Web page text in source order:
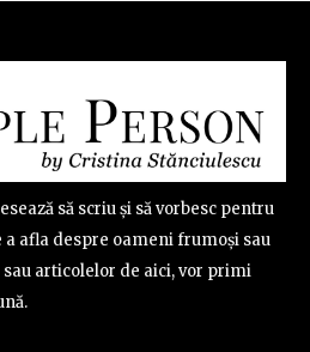
să scriu și să vorbesc pentru
a afla despre oameni frumoși sau
articolelor de aici, vor primi